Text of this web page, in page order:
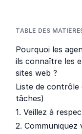
TABLE DES
Pourquoi les
ils connaître les
sites web ?
Liste de contrôle
tâches)
1. Veillez à
2.